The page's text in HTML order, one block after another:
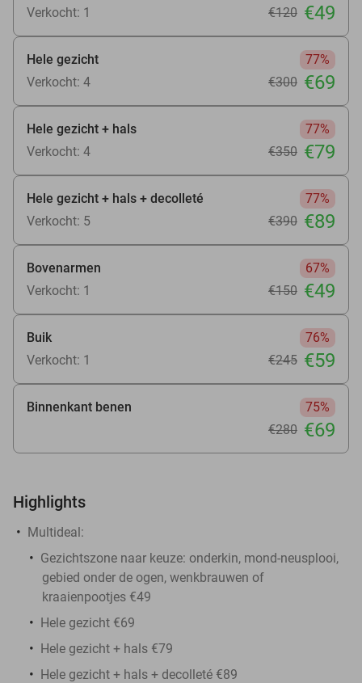
Verkocht: 1 €120 €49
Hele gezicht
77%
Verkocht: 4
€300 €69
Hele gezicht + hals
77%
Verkocht: 4
€350 €79
Hele gezicht + hals + decolleté
77%
Verkocht: 5
€390 €89
Bovenarmen
67%
Verkocht: 1
€150 €49
Buik
76%
Verkocht: 1
€245 €59
Binnenkant benen
75%
€280 €69
Highlights
Multideal:
Gezichtszone naar keuze: onderkin, mond-neusplooi,
gebied onder de ogen, wenkbrauwen of
kraaienpootjes €49
Hele gezicht €69
Hele gezicht + hals €79
Hele gezicht + hals + decolleté €89